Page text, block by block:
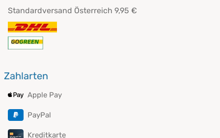
Standardversand Österreich 9,95 €
Zahlarten
Apple Pay
PayPal
Kreditkarte